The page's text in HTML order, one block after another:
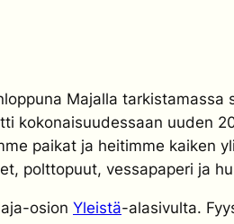
Majalla
kokonaisuudessaan uuden
paikat ja heitimme kaiken
polttopuut, vessapaperi ja
osion Yleistä-alasivulta.